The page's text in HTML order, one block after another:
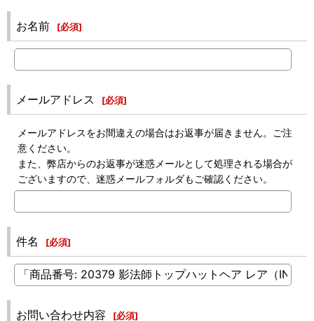
お名前 [必須]
メールアドレス [必須]
メールアドレスをお間違えの場合はお返事が届きません。ご注
意ください。
また、弊店からのお返事が迷惑メールとして処理される場合が
ございますので、迷惑メールフォルダもご確認ください。
件名 [必須]
お問い合わせ内容 [必須]